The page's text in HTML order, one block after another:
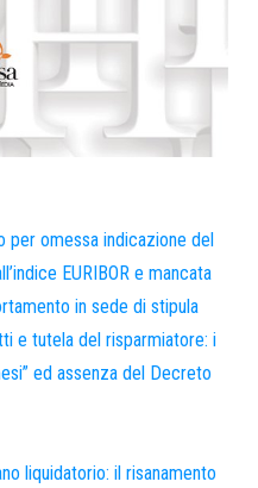
per omessa indicazione del
EURIBOR e mancata
in sede di stipula
e tutela del risparmiatore: i
ed assenza del Decreto
liquidatorio: il risanamento